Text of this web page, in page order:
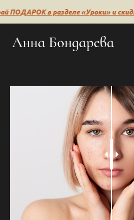
ПОДАРОК в разделе «Уроки» и